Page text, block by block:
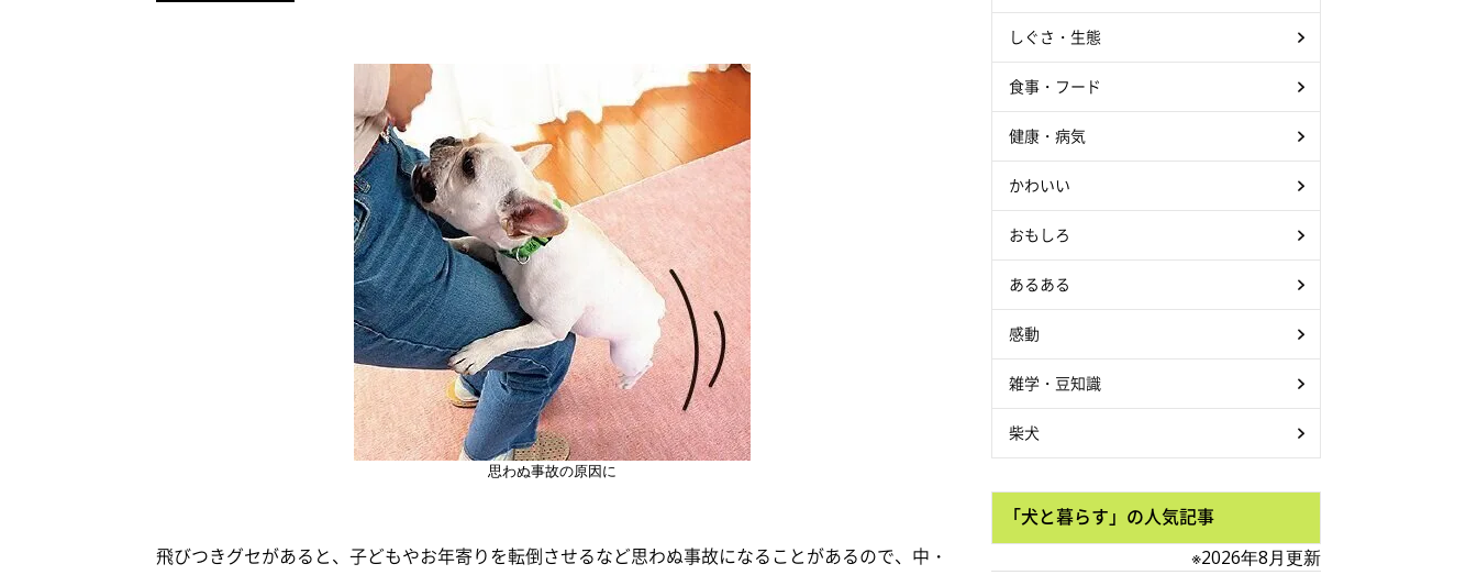
思わぬ事故の原因に
飛びつきグセがあると、子どもやお年寄りを転倒させるなど思わぬ事故になることがあるので、中・
しぐさ・生態
食事・フード
健康・病気
かわいい
おもしろ
あるある
感動
雑学・豆知識
柴犬
「犬と暮らす」の人気記事
※2026年8月更新